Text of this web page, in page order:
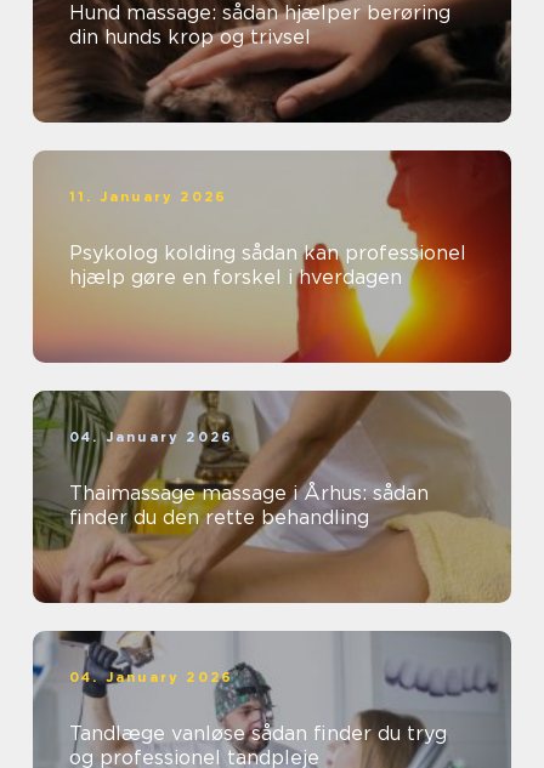
Hund massage: sådan hjælper berøring
din hunds krop og trivsel
11. January 2026
Psykolog kolding sådan kan professionel
hjælp gøre en forskel i hverdagen
04. January 2026
Thaimassage massage i Århus: sådan
finder du den rette behandling
04. January 2026
Tandlæge vanløse sådan finder du tryg
og professionel tandpleje